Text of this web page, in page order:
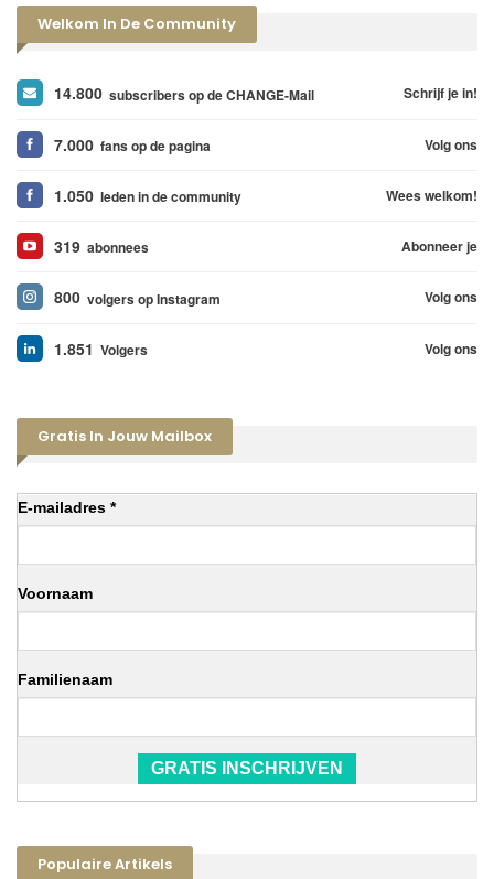
Welkom In De Community
14.800 subscribers op de CHANGE-Mail Schrijf je in!
7.000 fans op de pagina Volg ons
1.050 leden in de community Wees welkom!
319 abonnees Abonneer je
800 volgers op Instagram Volg ons
1.851 Volgers Volg ons
Gratis In Jouw Mailbox
E-mailadres *
Voornaam
Familienaam
GRATIS INSCHRIJVEN
Populaire Artikels